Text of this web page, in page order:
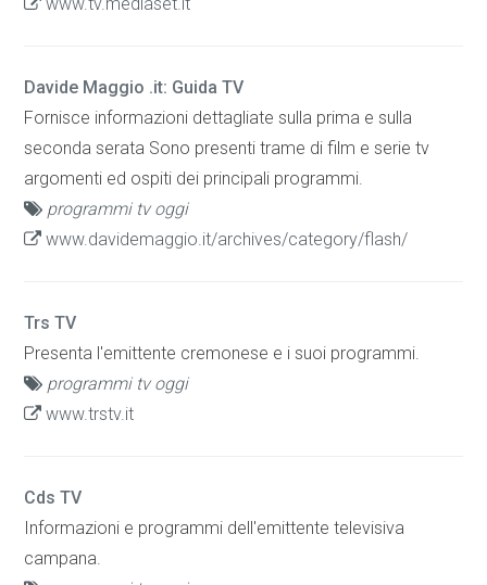
Davide Maggio .it: Guida TV
Fornisce informazioni dettagliate sulla prima e sulla
seconda serata Sono presenti trame di film e serie tv
argomenti ed ospiti dei principali programmi.
programmi tv oggi
www.davidemaggio.it/archives/category/flash/
Trs TV
Presenta l'emittente cremonese e i suoi programmi.
programmi tv oggi
www.trstv.it
Cds TV
Informazioni e programmi dell'emittente televisiva
campana.